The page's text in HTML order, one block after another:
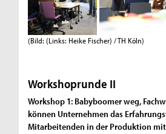
(Bild: (Links: Heike Fischer) / TH Köln)
Workshoprunde II
Workshop 1: Babyboomer weg,
können Unternehmen das
Mitarbeitenden in der Produktion